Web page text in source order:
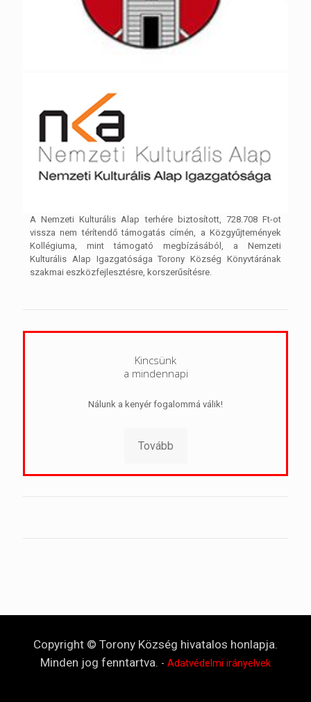
A Nemzeti Kulturális Alap terhére biztosított, 728.708 Ft-ot
vissza nem térítendő támogatás címén, a Közgyűjtemények
Kollégiuma, mint támogató megbízásából, a Nemzeti
Kulturális Alap Igazgatósága Torony Község Könyvtárának
szakmai eszközfejlesztésre, korszerűsítésre.
Kincsünk
a mindennapi
Nálunk a kenyér fogalommá válik!
Tovább
Copyright © Torony Község hivatalos honlapja.
Minden jog fenntartva. - Adatvédelmi irányelvek